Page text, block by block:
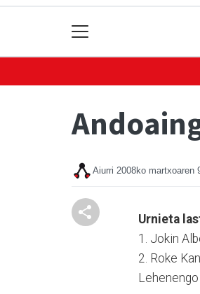
Aiurri 2008ko martxoaren
Urnieta
1. Jokin
2. Roke